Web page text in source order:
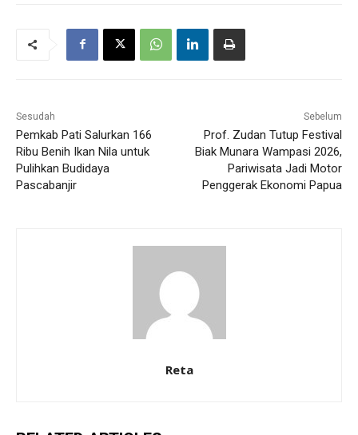
Sesudah
Pemkab Pati Salurkan 166
Ribu Benih Ikan Nila untuk
Pulihkan Budidaya
Pascabanjir
Sebelum
Prof. Zudan Tutup Festival
Biak Munara Wampasi 2026,
Pariwisata Jadi Motor
Penggerak Ekonomi Papua
Reta